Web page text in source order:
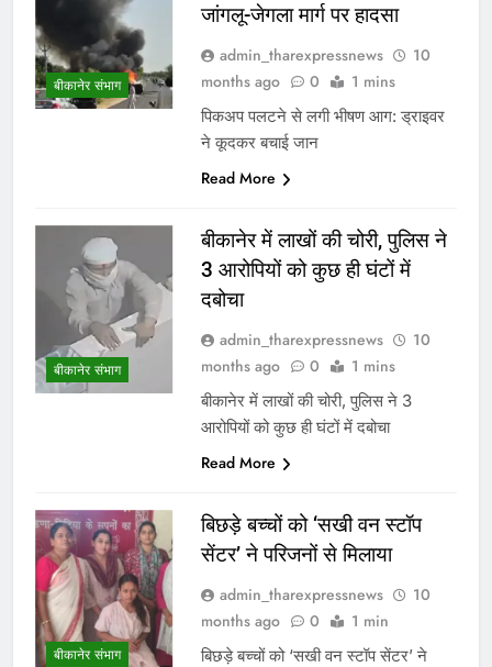
बीकानेर संभाग
जांगलू-जेगला मार्ग पर हादसा
admin_tharexpressnews
10
months ago
0 1 mins
पिकअप पलटने से लगी भीषण आग: ड्राइवर
ने कूदकर बचाई जान
Read More
बीकानेर संभाग
बीकानेर में लाखों की चोरी, पुलिस ने
3 आरोपियों को कुछ ही घंटों में
दबोचा
admin_tharexpressnews
10
months ago
0 1 mins
बीकानेर में लाखों की चोरी, पुलिस ने 3
आरोपियों को कुछ ही घंटों में दबोचा
Read More
बीकानेर संभाग
बिछड़े बच्चों को ‘सखी वन स्टॉप
सेंटर’ ने परिजनों से मिलाया
admin_tharexpressnews
10
months ago
0 1 min
बिछड़े बच्चों को ‘सखी वन स्टॉप सेंटर’ ने